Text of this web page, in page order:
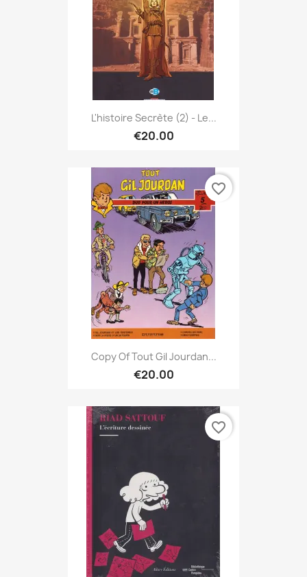
L'histoire Secrète (2) - Le...
€20.00
Copy Of Tout Gil Jourdan...
€20.00
favorite_border
favorite_border